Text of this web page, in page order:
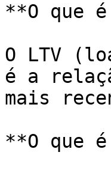
**O que
O LTV
é a
mais
**O que